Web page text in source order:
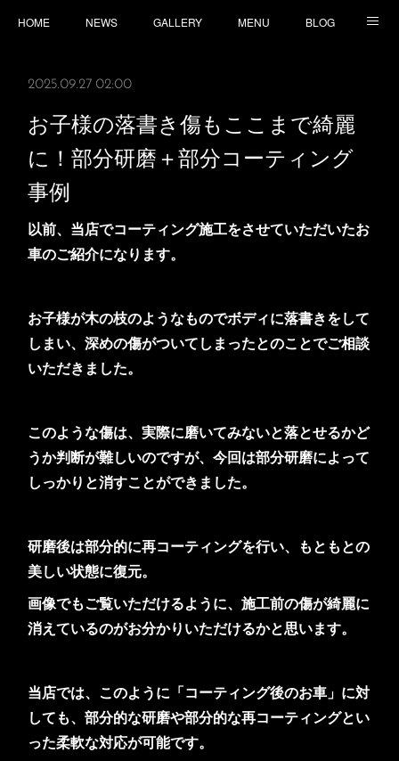
HOME NEWS GALLERY MENU BLOG
2025.09.27 02:00
お子様の落書き傷もここまで綺麗
に！部分研磨＋部分コーティング
事例
以前、当店でコーティング施工をさせていただいたお
車のご紹介になります。
お子様が木の枝のようなものでボディに落書きをして
しまい、深めの傷がついてしまったとのことでご相談
いただきました。
このような傷は、実際に磨いてみないと落とせるかど
うか判断が難しいのですが、今回は部分研磨によって
しっかりと消すことができました。
研磨後は部分的に再コーティングを行い、もともとの
美しい状態に復元。
画像でもご覧いただけるように、施工前の傷が綺麗に
消えているのがお分かりいただけるかと思います。
当店では、このように「コーティング後のお車」に対
しても、部分的な研磨や部分的な再コーティングとい
った柔軟な対応が可能です。